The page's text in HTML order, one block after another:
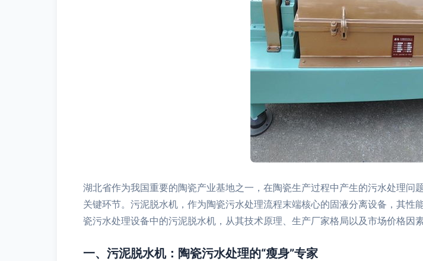
湖北省作为我国重要的陶瓷产业基地之一，在陶瓷生产过程中产生的污水处理
关键环节。污泥脱水机，作为陶瓷污水处理流程末端核心的固液分离设备，其
瓷污水处理设备中的污泥脱水机，从其技术原理、生产厂家格局以及市场价格因
一、污泥脱水机：陶瓷污水处理的“瘦身”专家